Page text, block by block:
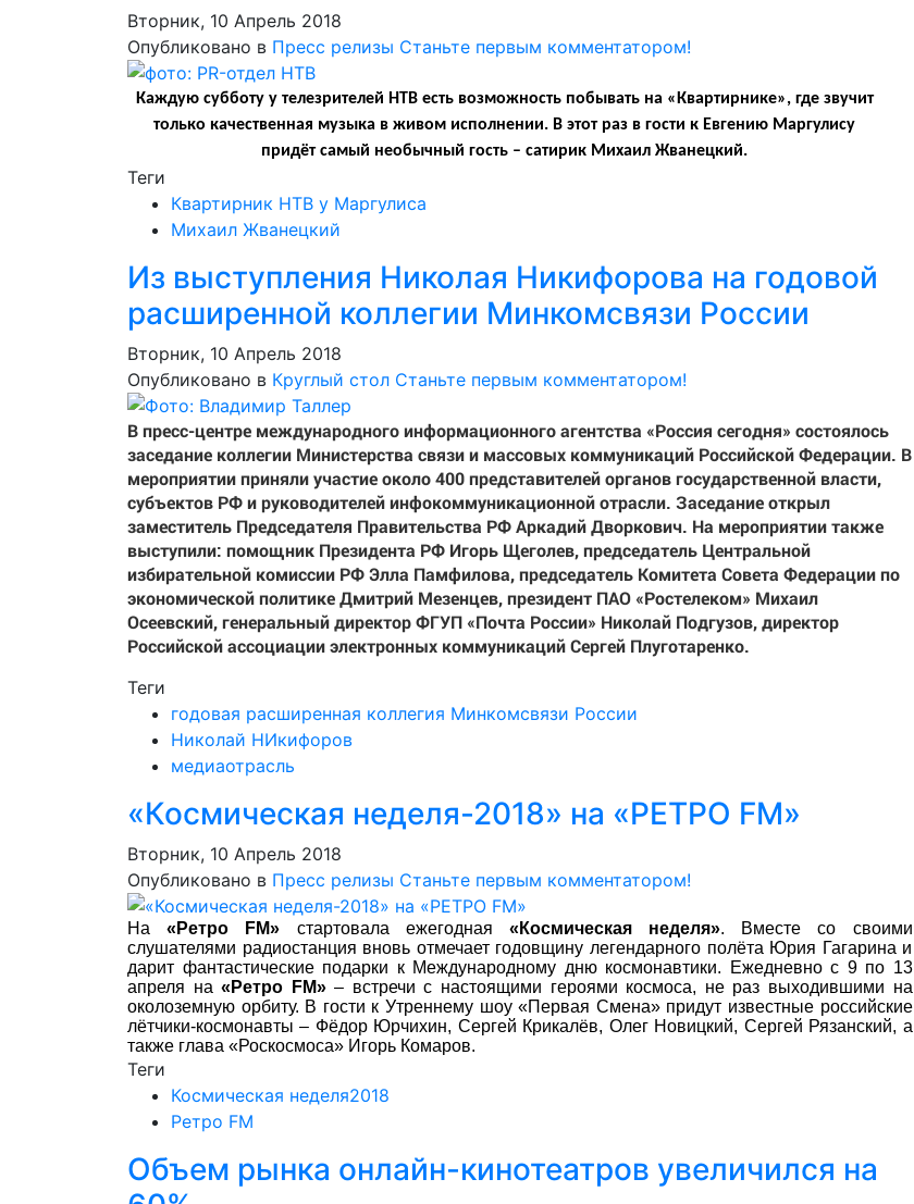
Вторник, 10 Апрель 2018
Опубликовано в Пресс релизы Станьте первым комментатором!
Каждую субботу у телезрителей НТВ есть возможность побывать на «Квартирнике», где звучит
только качественная музыка в живом исполнении. В этот раз в гости к Евгению Маргулису
придёт самый необычный гость – сатирик Михаил Жванецкий.
Теги
Квартирник НТВ у Маргулиса
Михаил Жванецкий
Из выступления Николая Никифорова на годовой
расширенной коллегии Минкомсвязи России
Вторник, 10 Апрель 2018
Опубликовано в Круглый стол Станьте первым комментатором!
В пресс-центре международного информационного агентства «Россия сегодня» состоялось
заседание коллегии Министерства связи и массовых коммуникаций Российской Федерации. В
мероприятии приняли участие около 400 представителей органов государственной власти,
субъектов РФ и руководителей инфокоммуникационной отрасли. Заседание открыл
заместитель Председателя Правительства РФ Аркадий Дворкович. На мероприятии также
выступили: помощник Президента РФ Игорь Щеголев, председатель Центральной
избирательной комиссии РФ Элла Памфилова, председатель Комитета Совета Федерации по
экономической политике Дмитрий Мезенцев, президент ПАО «Ростелеком» Михаил
Осеевский, генеральный директор ФГУП «Почта России» Николай Подгузов, директор
Российской ассоциации электронных коммуникаций Сергей Плуготаренко.
Теги
годовая расширенная коллегия Минкомсвязи России
Николай НИкифоров
медиаотрасль
«Космическая неделя-2018» на «РЕТРО FM»
Вторник, 10 Апрель 2018
Опубликовано в Пресс релизы Станьте первым комментатором!
На«Ретро FM» стартовала ежегодная «Космическая неделя». Вместе со своими
слушателями радиостанция вновь отмечает годовщину легендарного полёта Юрия Гагарина и
дарит фантастические подарки к Международному дню космонавтики. Ежедневно с 9 по 13
апреля на«Ретро FM»– встречи с настоящими героями космоса, не раз выходившими на
околоземную орбиту. В гости к Утреннему шоу «Первая Смена» придут известные российские
лётчики-космонавты – Фёдор Юрчихин, Сергей Крикалёв, Олег Новицкий, Сергей Рязанский, а
также глава «Роскосмоса» Игорь Комаров.
Теги
Космическая неделя2018
Ретро FM
Объем рынка онлайн-кинотеатров увеличился на